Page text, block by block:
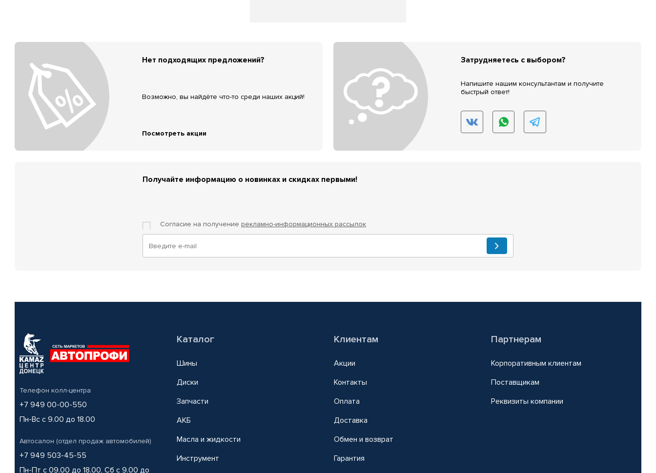
Нет подходящих предложений?
Возможно, вы найдёте что-то среди наших акций!
Посмотреть акции
Затрудняетесь с выбором?
Напишите нашим консультантам и получите
быстрый ответ!
Получайте информацию о новинках и скидках первыми!
Согласие на получение рекламно-информационных рассылок
Телефон колл-центра
+7 949 00-00-550
Пн-Вс с 9.00 до 18.00
Автосалон (отдел продаж автомобилей)
+7 949 503-45-55
Пн-Пт с 09.00 до 18.00, Сб с 9.00 до
Каталог
Шины
Диски
Запчасти
АКБ
Масла и жидкости
Инструмент
Клиентам
Акции
Контакты
Оплата
Доставка
Обмен и возврат
Гарантия
Партнерам
Корпоративным клиентам
Поставщикам
Реквизиты компании